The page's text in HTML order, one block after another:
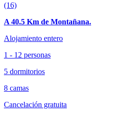
(16)
A 40.5 Km de Montañana.
Alojamiento entero
1 - 12 personas
5 dormitorios
8 camas
Cancelación gratuita